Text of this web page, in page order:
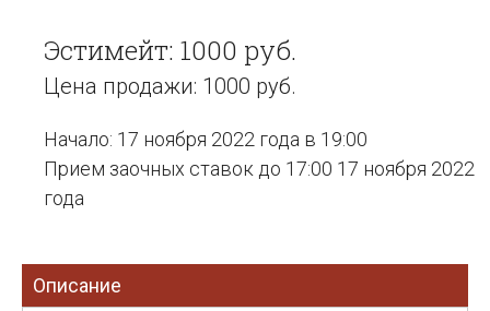
Эстимейт: 1000 руб.
Цена продажи: 1000 руб.
Начало: 17 ноября 2022 года в 19:00
Прием заочных ставок до 17:00 17 ноября 2022
года
Описание